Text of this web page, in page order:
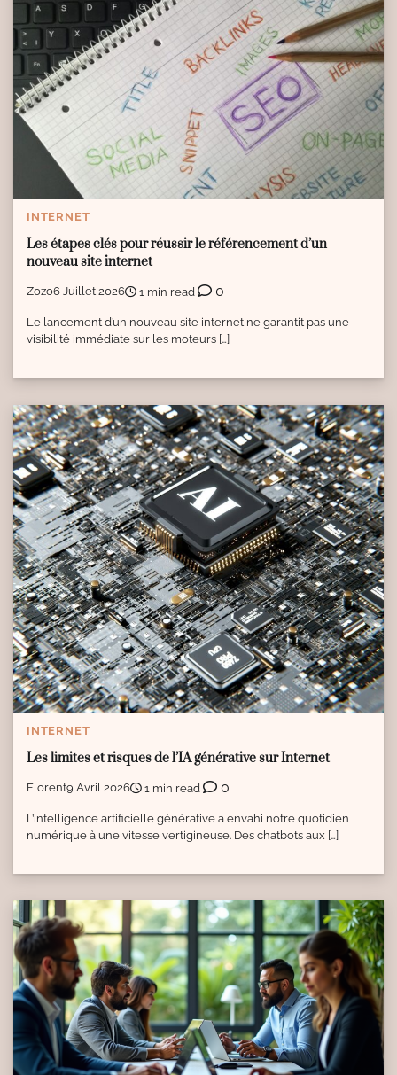
INTERNET
Les étapes clés pour réussir le référencement d’un
nouveau site internet
Zozo6 Juillet 2026 1 min read 0
Le lancement d’un nouveau site internet ne garantit pas une
visibilité immédiate sur les moteurs […]
INTERNET
Les limites et risques de l’IA générative sur Internet
Florent9 Avril 2026 1 min read 0
L’intelligence artificielle générative a envahi notre quotidien
numérique à une vitesse vertigineuse. Des chatbots aux […]